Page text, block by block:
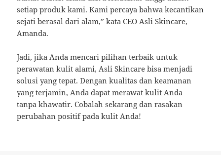
setiap produk kami. Kami percaya bahwa kecantikan
sejati berasal dari alam,” kata CEO Asli Skincare,
Amanda.
Jadi, jika Anda mencari pilihan terbaik untuk
perawatan kulit alami, Asli Skincare bisa menjadi
solusi yang tepat. Dengan kualitas dan keamanan
yang terjamin, Anda dapat merawat kulit Anda
tanpa khawatir. Cobalah sekarang dan rasakan
perubahan positif pada kulit Anda!